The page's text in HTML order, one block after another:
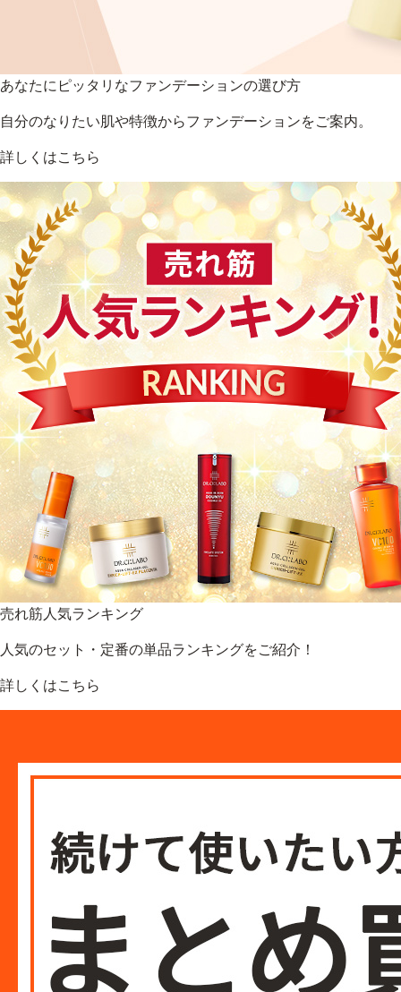
あなたにピッタリなファンデーションの選び方
自分のなりたい肌や特徴からファンデーションをご案内。
詳しくはこちら
売れ筋人気ランキング
人気のセット・定番の単品ランキングをご紹介！
詳しくはこちら